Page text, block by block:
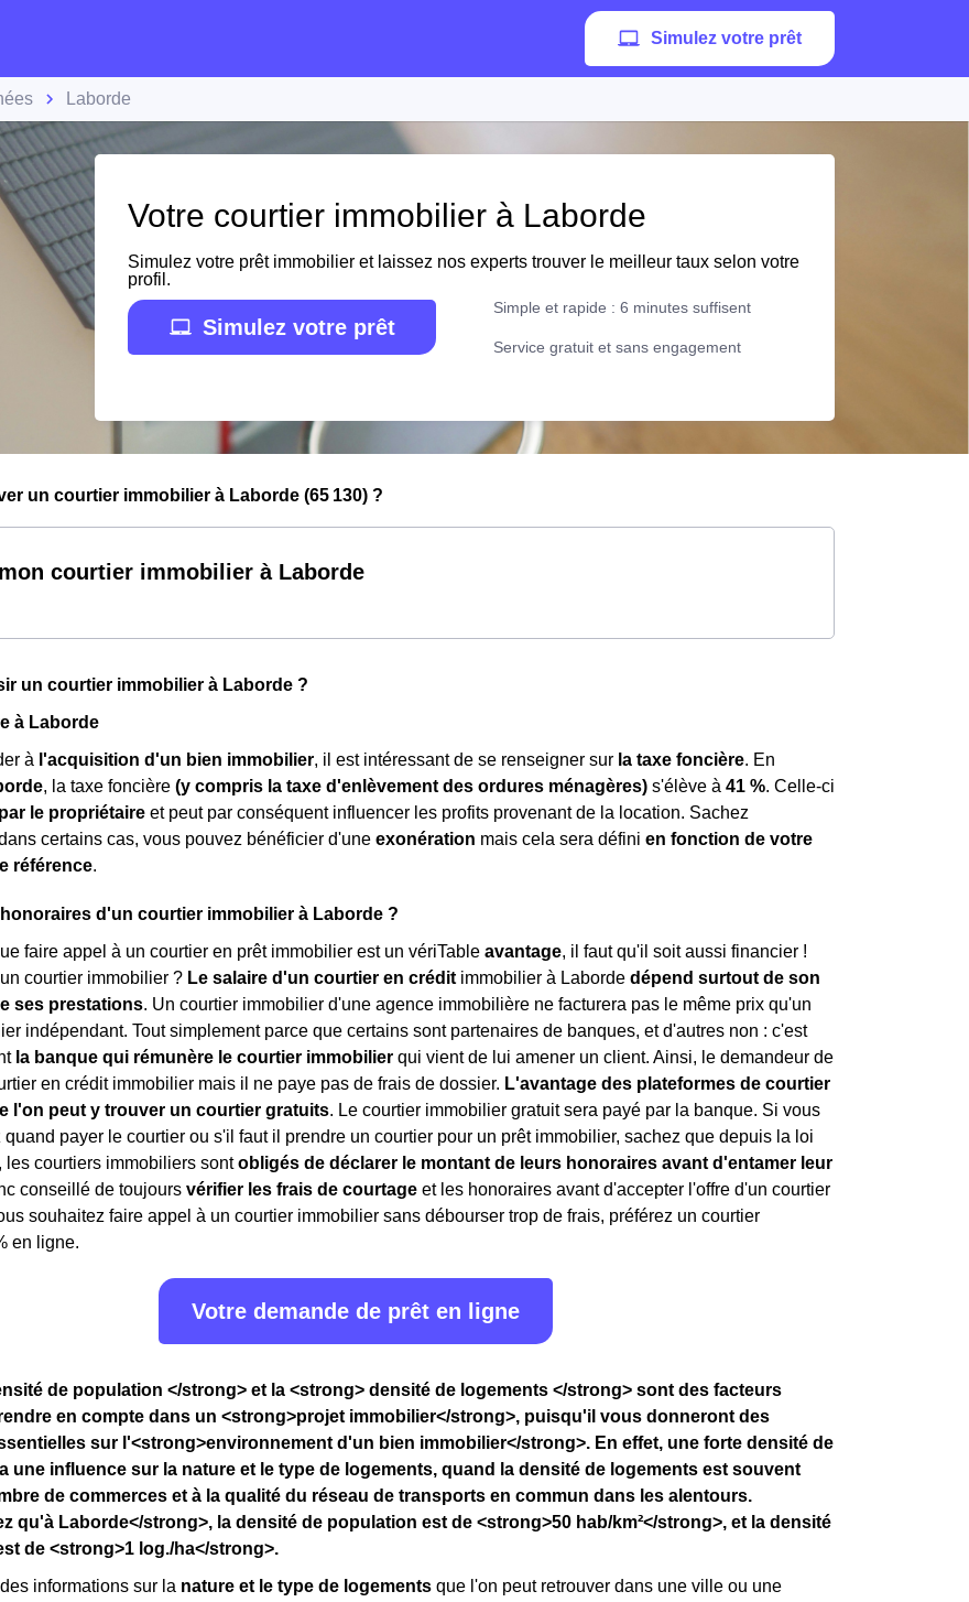
Simulez votre prêt
Laborde
Votre courtier immobilier à Laborde
Simulez votre prêt immobilier et laissez nos experts trouver le meilleur taux selon votre
profil.
Simulez votre prêt
Simple et rapide : 6 minutes suffisent
Service gratuit et sans engagement
un courtier immobilier à Laborde (65 130) ?
courtier immobilier à Laborde
un courtier immobilier à Laborde ?
à Laborde
à l'acquisition d'un bien immobilier, il est intéressant de se renseigner sur la taxe foncière. En
, la taxe foncière (y compris la taxe d'enlèvement des ordures ménagères) s'élève à 41 %. Celle-ci
par le propriétaire et peut par conséquent influencer les profits provenant de la location. Sachez
certains cas, vous pouvez bénéficier d'une exonération mais cela sera défini en fonction de votre
référence.
d'un courtier immobilier à Laborde ?
faire appel à un courtier en prêt immobilier est un vériTable avantage, il faut qu'il soit aussi financier !
courtier immobilier ? Le salaire d'un courtier en crédit immobilier à Laborde dépend surtout de son
ses prestations. Un courtier immobilier d'une agence immobilière ne facturera pas le même prix qu'un
indépendant. Tout simplement parce que certains sont partenaires de banques, et d'autres non : c'est
la banque qui rémunère le courtier immobilier qui vient de lui amener un client. Ainsi, le demandeur de
en crédit immobilier mais il ne paye pas de frais de dossier. L'avantage des plateformes de courtier
l'on peut y trouver un courtier gratuits. Le courtier immobilier gratuit sera payé par la banque. Si vous
payer le courtier ou s'il faut il prendre un courtier pour un prêt immobilier, sachez que depuis la loi
les courtiers immobiliers sontobligés de déclarer le montant de leurs honoraires avant d'entamer leur
conseillé de toujours vérifier les frais de courtage et les honoraires avant d'accepter l'offre d'un courtier
souhaitez faire appel à un courtier immobilier sans débourser trop de frais, préférez un courtier
en ligne.
Votre demande de prêt en ligne
de population </strong> et la <strong> densité de logements </strong> sont des facteurs
en compte dans un <strong>projet immobilier</strong>, puisqu'il vous donneront des
sur l'<strong>environnement d'un bien immobilier</strong>. En effet, une forte densité de
une influence sur la nature et le type de logements, quand la densité de logements est souvent
de commerces et à la qualité du réseau de transports en commun dans les alentours.
qu'à Laborde</strong>, la densité de population est de <strong>50 hab/km²</strong>, et la densité
de <strong>1 log./ha</strong>.
informations sur la nature et le type de logements que l'on peut retrouver dans une ville ou une